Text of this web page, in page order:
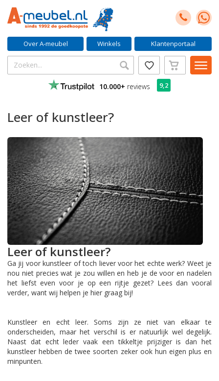
Over A-meubel Winkels Klantenportaal
10.000+ reviews 9,2
Leer of kunstleer?
Leer of kunstleer?
Ga jij voor kunstleer of toch liever voor het echte werk? Weet je
nou niet precies wat je zou willen en heb je de voor en nadelen
het liefst even voor je op een rijtje gezet? Lees dan vooral
verder, want wij helpen je hier graag bij!
Kunstleer en echt leer. Soms zijn ze niet van elkaar te
onderscheiden, maar het verschil is er natuurlijk wel degelijk.
Naast dat echt leder vaak een tikkeltje prijziger is dan het
kunstleer hebben de twee soorten zeker ook hun eigen plus en
minpunten.